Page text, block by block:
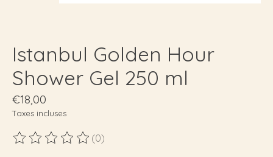
Istanbul Golden Hour
Shower Gel 250 ml
€18,00
Taxes incluses
Ce produit est évalué à
(0)